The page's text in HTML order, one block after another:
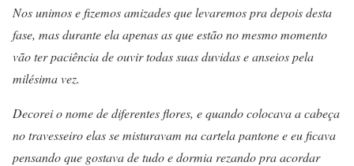
Nos unimos e fizemos amizades que levaremos pra depois desta
fase, mas durante ela apenas as que estão no mesmo momento
vão ter paciência de ouvir todas suas duvidas e anseios pela
milésima vez.
Decorei o nome de diferentes flores, e quando colocava a cabeça
no travesseiro elas se misturavam na cartela pantone e eu ficava
pensando que gostava de tudo e dormia rezando pra acordar